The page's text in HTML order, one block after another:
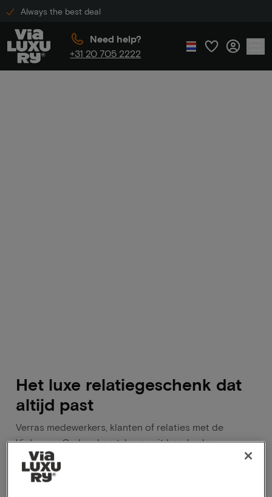
Always the best deal
Need help?
+31 20 705 2222
Het luxe relatiegeschenk dat
altijd past
Verras medewerkers, klanten of relaties met de
ViaLuxury Cadeaukaart: keuze uit honderden
bijzondere hotel experiences. De cadeaukaart kan
digitaal of fysiek geleverd worden.